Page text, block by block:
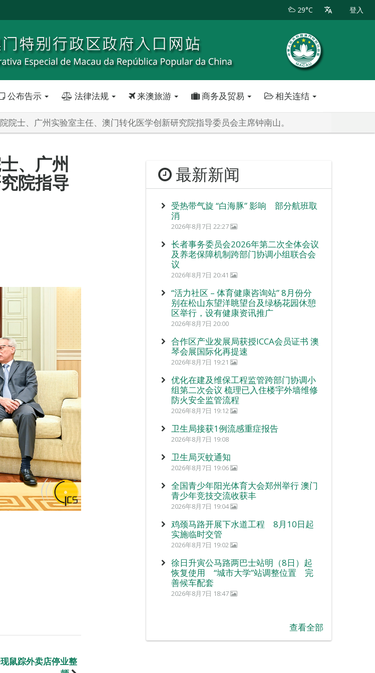
29°C 登入
公布告示 法律法规 来澳旅游 商务及贸易 相关连结
院士、广州实验室主任、澳门转化医学创新研究院指导委员会主席钟南山。
、广州
院指导
鼠踪外卖店停业整
最新新闻
受热带气旋 “白海豚” 影响 部分航班取
消
2026年8月7日 22:27
长者事务委员会2026年第二次全体会议
及养老保障机制跨部门协调小组联合会
议
2026年8月7日 20:41
“活力社区 – 体育健康咨询站” 8月份分
别在松山东望洋眺望台及绿杨花园休憩
区举行，设有健康资讯推广
2026年8月7日 20:00
合作区产业发展局获授ICCA会员证书 澳
琴会展国际化再提速
2026年8月7日 19:21
优化在建及维保工程监管跨部门协调小
组第二次会议 梳理已入住楼宇外墙维修
防火安全监管流程
2026年8月7日 19:12
卫生局接获1例流感重症报告
2026年8月7日 19:08
卫生局灭蚊通知
2026年8月7日 19:06
全国青少年阳光体育大会郑州举行 澳门
青少年竞技交流收获丰
2026年8月7日 19:04
鸡颈马路开展下水道工程 8月10日起
实施临时交管
2026年8月7日 19:02
徐日升寅公马路两巴士站明（8日）起
恢复使用 “城市大学”站调整位置 完
善候车配套
2026年8月7日 18:47
查看全部